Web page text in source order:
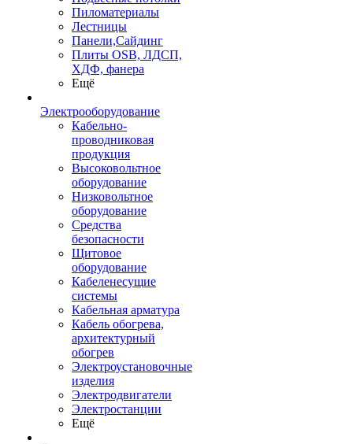
Пиломатериалы
Лестницы
Панели,Сайдинг
Плиты OSB, ЛДСП,
ХДФ, фанера
Ещё
Электрооборудование
Кабельно-
проводниковая
продукция
Высоковольтное
оборудование
Низковольтное
оборудование
Средства
безопасности
Щитовое
оборудование
Кабеленесущие
системы
Кабельная арматура
Кабель обогрева,
архитектурный
обогрев
Электроустановочные
изделия
Электродвигатели
Электростанции
Ещё